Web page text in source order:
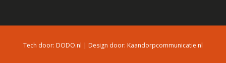
Tech door: DODO.nl | Design door: Kaandorpcommunicatie.nl